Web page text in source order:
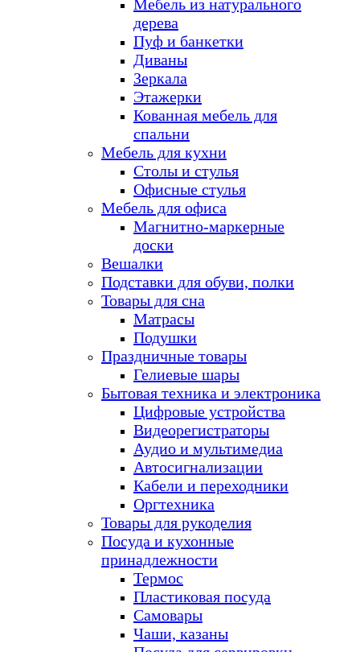
Мебель из натурального
дерева
Пуф и банкетки
Диваны
Зеркала
Этажерки
Кованная мебель для
спальни
Мебель для кухни
Столы и стулья
Офисные стулья
Мебель для офиса
Магнитно-маркерные
доски
Вешалки
Подставки для обуви, полки
Товары для сна
Матрасы
Подушки
Праздничные товары
Гелиевые шары
Бытовая техника и электроника
Цифровые устройства
Видеорегистраторы
Аудио и мультимедиа
Автосигнализации
Кабели и переходники
Оргтехника
Товары для рукоделия
Посуда и кухонные
принадлежности
Термос
Пластиковая посуда
Самовары
Чаши, казаны